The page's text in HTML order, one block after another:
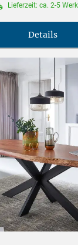
Lieferzeit: ca. 2-5
Details